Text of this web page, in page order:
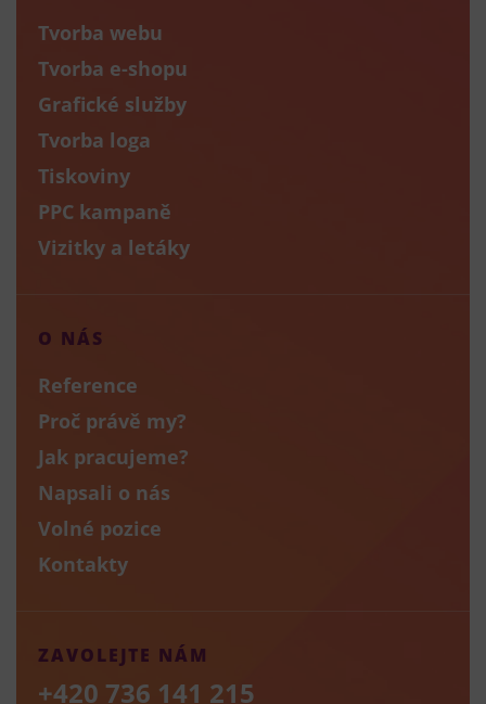
Tvorba webu
Tvorba e-shopu
Grafické služby
Tvorba loga
Tiskoviny
PPC kampaně
Vizitky a letáky
O NÁS
Reference
Proč právě my?
Jak pracujeme?
Napsali o nás
Volné pozice
Kontakty
ZAVOLEJTE NÁM
+420 736 141 215